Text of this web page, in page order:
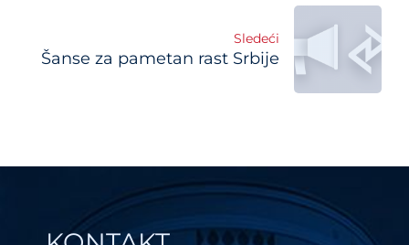
Sledeći
Šanse za pametan rast Srbije